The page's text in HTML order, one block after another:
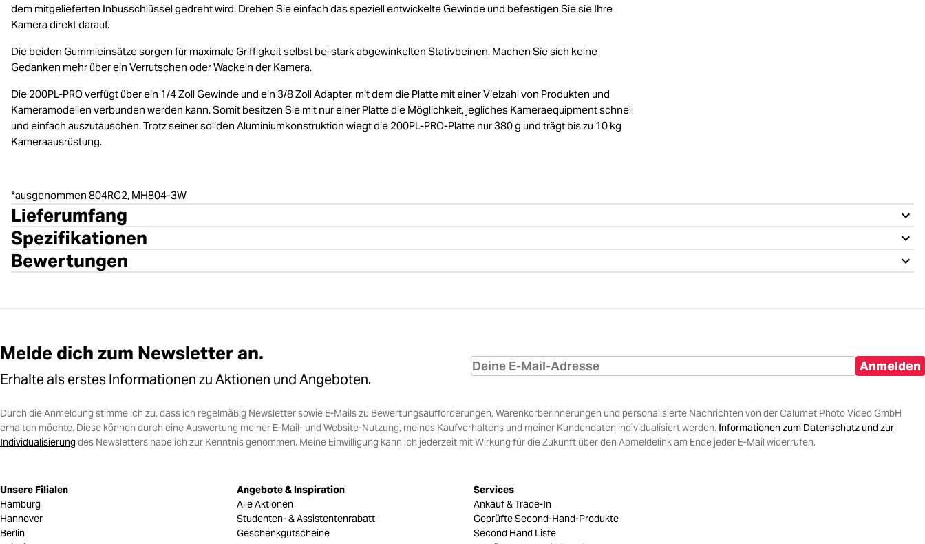
dem mitgelieferten Inbusschlüssel gedreht wird. Drehen Sie einfach das speziell entwickelte Gewinde und befestigen Sie sie Ihre
Kamera direkt darauf.
Die beiden Gummieinsätze sorgen für maximale Griffigkeit selbst bei stark abgewinkelten Stativbeinen. Machen Sie sich keine
Gedanken mehr über ein Verrutschen oder Wackeln der Kamera.
Die 200PL-PRO verfügt über ein 1/4 Zoll Gewinde und ein 3/8 Zoll Adapter, mit dem die Platte mit einer Vielzahl von Produkten und
Kameramodellen verbunden werden kann. Somit besitzen Sie mit nur einer Platte die Möglichkeit, jegliches Kameraequipment schnell
und einfach auszutauschen. Trotz seiner soliden Aluminiumkonstruktion wiegt die 200PL-PRO-Platte nur 380 g und trägt bis zu 10 kg
Kameraausrüstung.
*ausgenommen 804RC2, MH804-3W
Lieferumfang
Spezifikationen
Bewertungen
Melde dich zum Newsletter an.
Erhalte als erstes Informationen zu Aktionen und Angeboten.
Anmelden
Durch die Anmeldung stimme ich zu, dass ich regelmäßig Newsletter sowie E-Mails zu Bewertungsaufforderungen, Warenkorberinnerungen und personalisierte Nachrichten von der Calumet Photo Video GmbH
erhalten möchte. Diese können durch eine Auswertung meiner E-Mail- und Website-Nutzung, meines Kaufverhaltens und meiner Kundendaten individualisiert werden. Informationen zum Datenschutz und zur
Individualisierungdes Newsletters habe ich zur Kenntnis genommen. Meine Einwilligung kann ich jederzeit mit Wirkung für die Zukunft über den Abmeldelink am Ende jeder E-Mail widerrufen.
Unsere Filialen
Hamburg
Hannover
Berlin
Angebote & Inspiration
Alle Aktionen
Studenten- & Assistentenrabatt
Geschenkgutscheine
Services
Ankauf & Trade-In
Geprüfte Second-Hand-Produkte
Second Hand Liste